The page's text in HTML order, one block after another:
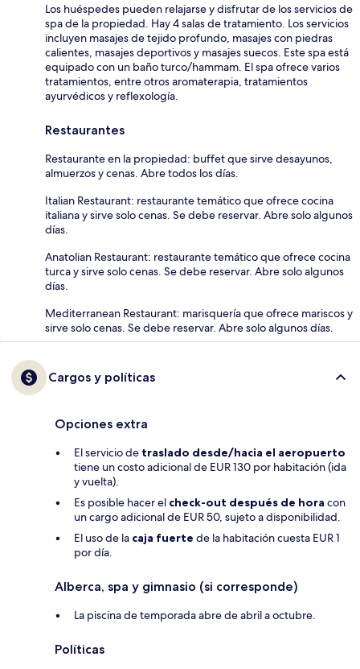
Los huéspedes pueden relajarse y disfrutar de los servicios de
spa de la propiedad. Hay 4 salas de tratamiento. Los servicios
incluyen masajes de tejido profundo, masajes con piedras
calientes, masajes deportivos y masajes suecos. Este spa está
equipado con un baño turco/hammam. El spa ofrece varios
tratamientos, entre otros aromaterapia, tratamientos
ayurvédicos y reflexología.
Restaurantes
Restaurante en la propiedad: buffet que sirve desayunos,
almuerzos y cenas. Abre todos los días.
Italian Restaurant: restaurante temático que ofrece cocina
italiana y sirve solo cenas. Se debe reservar. Abre solo algunos
días.
Anatolian Restaurant: restaurante temático que ofrece cocina
turca y sirve solo cenas. Se debe reservar. Abre solo algunos
días.
Mediterranean Restaurant: marisquería que ofrece mariscos y
sirve solo cenas. Se debe reservar. Abre solo algunos días.
Cargos y políticas
Opciones extra
El servicio de traslado desde/hacia el aeropuerto
tiene un costo adicional de EUR 130 por habitación (ida
y vuelta).
Es posible hacer el check-out después de hora con
un cargo adicional de EUR 50, sujeto a disponibilidad.
El uso de la caja fuerte de la habitación cuesta EUR 1
por día.
Alberca, spa y gimnasio (si corresponde)
La piscina de temporada abre de abril a octubre.
Políticas